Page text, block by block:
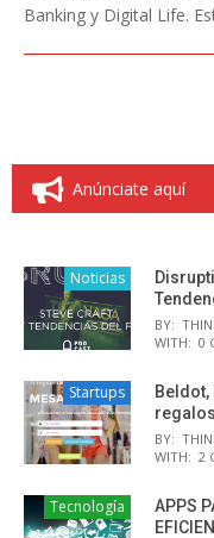
Banking y Digital Life.
Anúnciate aquí
Noticias
BY:
WITH: 0
Startups
regalos
BY:
WITH: 2
Tecnología
APPS